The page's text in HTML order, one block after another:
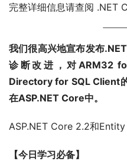
完整详细信息请查阅 .NET
我们很高兴地宣布发布
诊断改进，对ARM32
Directory for SQL Client
在ASP.NET Core中。
ASP.NET Core 2.2和
【今日学习必备】